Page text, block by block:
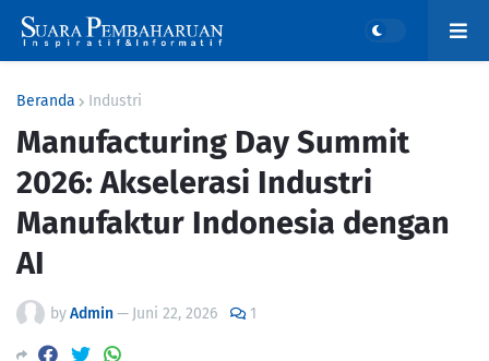
Beranda Industri
Manufacturing Day Summit
2026: Akselerasi Industri
Manufaktur Indonesia dengan
AI
byAdmin— Juni 22, 2026 1